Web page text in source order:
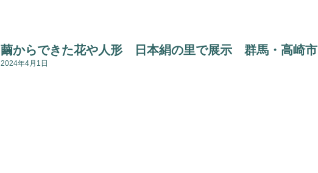
繭からできた花や人形 日本絹の里で展示 群馬・高崎市
2024年4月1日